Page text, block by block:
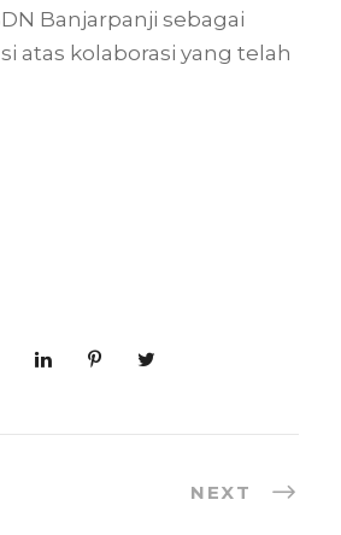
Banjarpanji sebagai
atas kolaborasi yang telah
NEXT